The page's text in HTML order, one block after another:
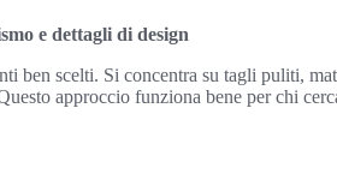
e dettagli di design
ben scelti. Si concentra su tagli puliti,
approccio funziona bene per chi